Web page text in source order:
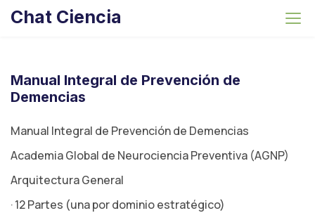
Chat Ciencia
Manual Integral de Prevención de
Demencias
Manual Integral de Prevención de Demencias
Academia Global de Neurociencia Preventiva (AGNP)
Arquitectura General
· 12 Partes (una por dominio estratégico)